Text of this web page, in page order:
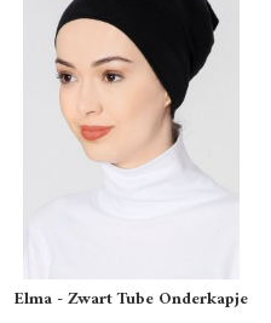
Elma - Zwart Tube Onderkapje